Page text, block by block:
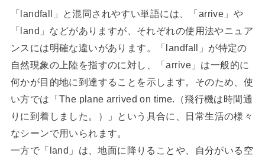
「landfall」と混同されやすい単語には、「arrive」や
「land」などがありますが、それぞれの使用法やニュア
ンスには明確な違いがあります。「landfall」が特定の
自然現象の上陸を指すのに対し、「arrive」は一般的に
何かが目的地に到達することを示します。そのため、使
い方では「The plane arrived on time.（飛行機は時間通
りに到着しました。）」という具合に、日常生活の様々
なシーンで用いられます。
一方で「land」は、地面に降りることや、自分がいる空